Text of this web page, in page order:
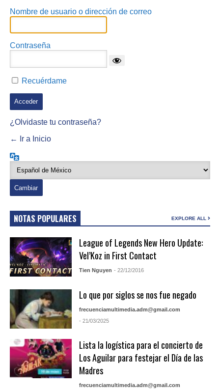
Nombre de usuario o dirección de correo
Contraseña
Recuérdame
¿Olvidaste tu contraseña?
← Ir a Inicio
NOTAS POPULARES EXPLORE ALL
League of Legends New Hero Update:
Vel’Koz in First Contact
Tien Nguyen - 22/12/2016
Lo que por siglos se nos fue negado
frecuenciamultimedia.adm@gmail.com
- 21/03/2025
Lista la logística para el concierto de
Los Aguilar para festejar el Día de las
Madres
frecuenciamultimedia.adm@gmail.com